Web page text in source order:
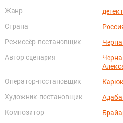
Жанр
Страна
Режиссёр-постановщик
Автор сценария
Оператор-постановщик
Художник-постановщик
Композитор